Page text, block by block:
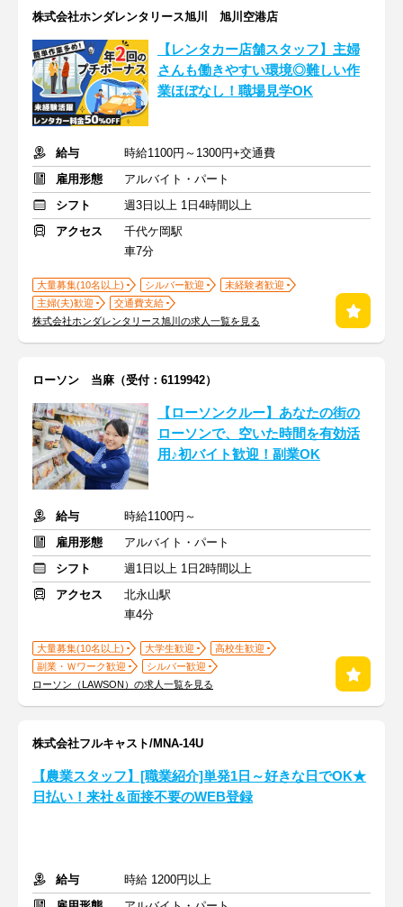
株式会社ホンダレンタリース旭川 旭川空港店
【レンタカー店舗スタッフ】主婦
さんも働きやすい環境◎難しい作
業ほぼなし！職場見学OK
給与
時給1100円～1300円+交通費
雇用形態
アルバイト・パート
シフト
週3日以上 1日4時間以上
アクセス
千代ケ岡駅
車7分
大量募集(10名以上) シルバー歓迎
未経験者歓迎
主婦(夫)歓迎
交通費支給
株式会社ホンダレンタリース旭川の求人一覧を見る
ローソン 当麻（受付：6119942）
【ローソンクルー】あなたの街の
ローソンで、空いた時間を有効活
用♪初バイト歓迎！副業OK
給与
時給1100円～
雇用形態
アルバイト・パート
シフト
週1日以上 1日2時間以上
アクセス
北永山駅
車4分
大量募集(10名以上) 大学生歓迎
高校生歓迎
副業・Ｗワーク歓迎
シルバー歓迎
ローソン（LAWSON）の求人一覧を見る
株式会社フルキャスト/MNA-14U
【農業スタッフ】[職業紹介]単発1日～好きな日でOK★
日払い！来社＆面接不要のWEB登録
給与
時給 1200円以上